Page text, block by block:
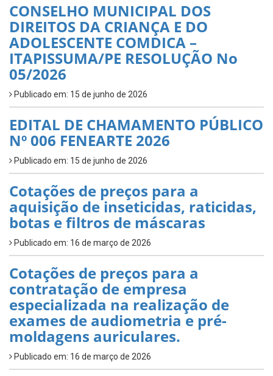
CONSELHO MUNICIPAL DOS
DIREITOS DA CRIANÇA E DO
ADOLESCENTE COMDICA –
ITAPISSUMA/PE RESOLUÇÃO No
05/2026
Publicado em: 15 de junho de 2026
EDITAL DE CHAMAMENTO PÚBLICO
Nº 006 FENEARTE 2026
Publicado em: 15 de junho de 2026
Cotações de preços para a
aquisição de inseticidas, raticidas,
botas e filtros de máscaras
Publicado em: 16 de março de 2026
Cotações de preços para a
contratação de empresa
especializada na realização de
exames de audiometria e pré-
moldagens auriculares.
Publicado em: 16 de março de 2026